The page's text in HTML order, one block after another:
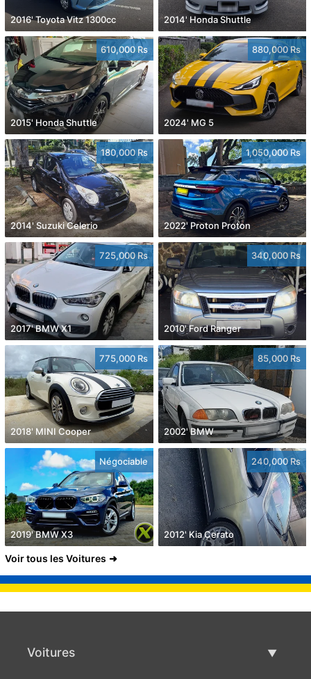
2016' Toyota Vitz 1300cc 2014' Honda Shuttle
610,000 Rs
2015' Honda Shuttle
880,000 Rs
2024' MG 5
180,000 Rs
2014' Suzuki Celerio
1,050,000 Rs
2022' Proton Proton
725,000 Rs
2017' BMW X1
340,000 Rs
2010' Ford Ranger
775,000 Rs
2018' MINI Cooper
85,000 Rs
2002' BMW
Négociable
2019' BMW X3
240,000 Rs
2012' Kia Cerato
Voir tous les Voitures
Voitures